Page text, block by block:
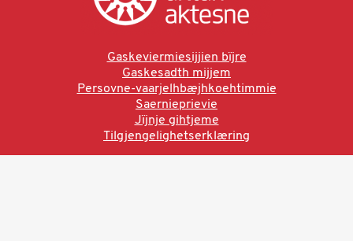
Gaskeviermiesijjien bïjre
Gaskesadth mijjem
Persovne-vaarjelhbæjhkoehtimmie
Saernieprievie
Jïjnje gihtjeme
Tilgjengelighetserklæring